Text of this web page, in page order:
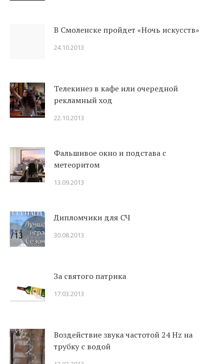
В Смоленске пройдет «Ночь искусств»
24.10.2013
Телекинез в кафе или очередной
рекламный ход
22.10.2013
Фальшивое окно и подстава с
метеоритом
13.09.2013
Дипломчики для СЧ
30.08.2013
За святого патрика
17.03.2013
Воздействие звука частотой 24 Hz на
трубку с водой